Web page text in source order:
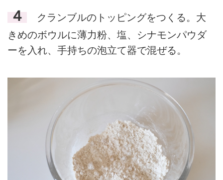
４
クランブルのトッピングをつくる。大
きめのボウルに薄力粉、塩、シナモンパウダ
ーを入れ、手持ちの泡立て器で混ぜる。